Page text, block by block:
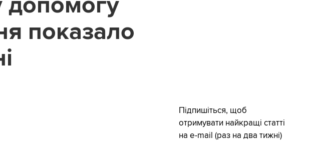
показало
Підпишіться, щоб
отримувати найкращі статті
на e-mail (раз на два тижні)